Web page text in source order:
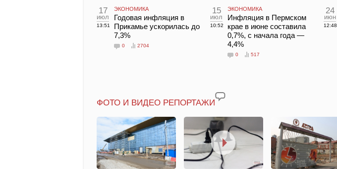
17
июл
13:51
ЭКОНОМИКА
Годовая инфляция в
Прикамье ускорилась до
7,3%
0 2704
15
июл
10:52
ЭКОНОМИКА
Инфляция в Пермском
крае в июне составила
0,7%, с начала года —
4,4%
0 517
24
июн
12:48
ФОТО И ВИДЕО РЕПОРТАЖИ